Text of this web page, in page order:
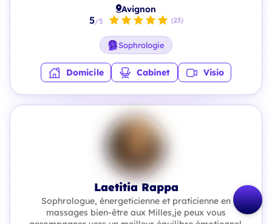
Avignon
5/5 (23)
Sophrologie
Domicile Cabinet Visio
Laetitia Rappa
Sophrologue, énergeticienne et praticienne en
massages bien-être aux Milles,je peux vous